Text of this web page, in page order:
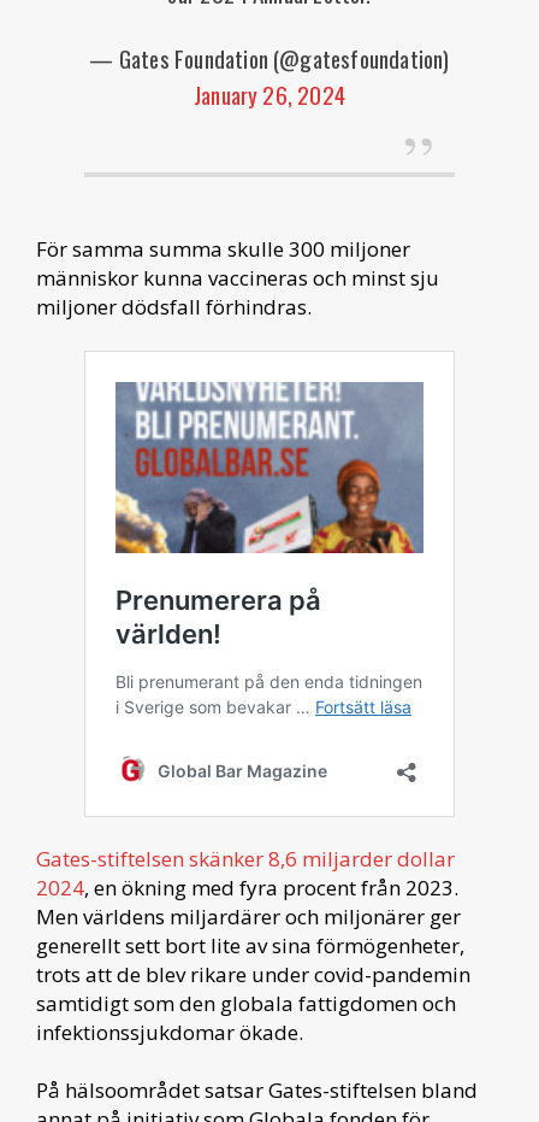
— Gates Foundation (@gatesfoundation)
January 26, 2024
För samma summa skulle 300 miljoner
människor kunna vaccineras och minst sju
miljoner dödsfall förhindras.
Gates-stiftelsen skänker 8,6 miljarder dollar
2024, en ökning med fyra procent från 2023.
Men världens miljardärer och miljonärer ger
generellt sett bort lite av sina förmögenheter,
trots att de blev rikare under covid-pandemin
samtidigt som den globala fattigdomen och
infektionssjukdomar ökade.
På hälsoområdet satsar Gates-stiftelsen bland